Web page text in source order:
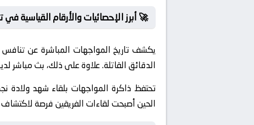
🚀 أبرز الإحصائيات والأرقام القياسية في
يكشف تاريخ المواجهات المباشرة عن
الدقائق القاتلة. علاوة على ذلك، بث مباشر
تحتفظ ذاكرة المواجهات بلقاء شهد ولادة
الحين أصبحت لقاءات الفريقين فرصة